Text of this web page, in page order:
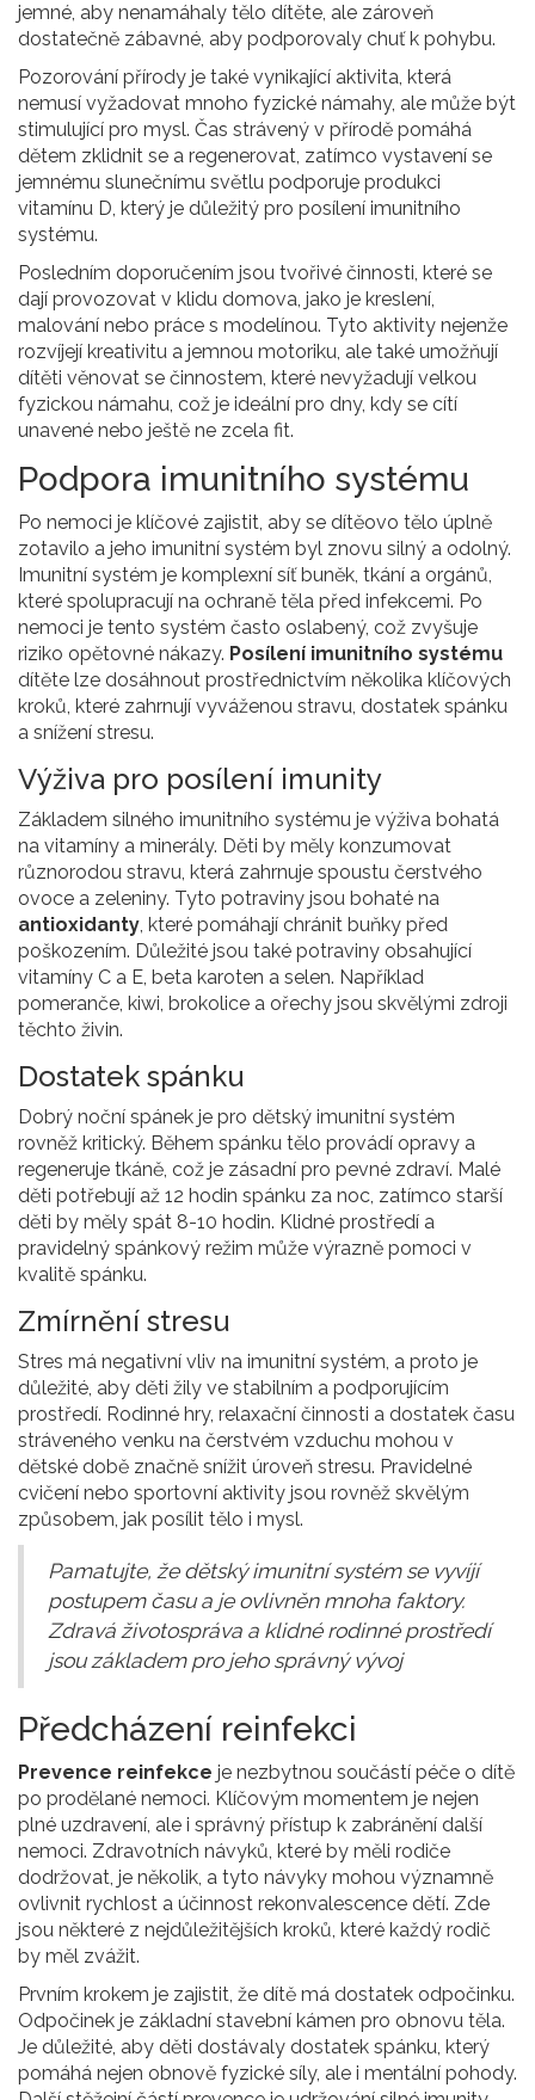
jemné, aby nenamáhaly tělo dítěte, ale zároveň
dostatečně zábavné, aby podporovaly chuť k pohybu.
Pozorování přírody je také vynikající aktivita, která
nemusí vyžadovat mnoho fyzické námahy, ale může být
stimulující pro mysl. Čas strávený v přírodě pomáhá
dětem zklidnit se a regenerovat, zatímco vystavení se
jemnému slunečnímu světlu podporuje produkci
vitamínu D, který je důležitý pro posílení imunitního
systému.
Posledním doporučením jsou tvořivé činnosti, které se
dají provozovat v klidu domova, jako je kreslení,
malování nebo práce s modelínou. Tyto aktivity nejenže
rozvíjejí kreativitu a jemnou motoriku, ale také umožňují
dítěti věnovat se činnostem, které nevyžadují velkou
fyzickou námahu, což je ideální pro dny, kdy se cítí
unavené nebo ještě ne zcela fit.
Podpora imunitního systému
Po nemoci je klíčové zajistit, aby se dítěovo tělo úplně
zotavilo a jeho imunitní systém byl znovu silný a odolný.
Imunitní systém je komplexní síť buněk, tkání a orgánů,
které spolupracují na ochraně těla před infekcemi. Po
nemoci je tento systém často oslabený, což zvyšuje
riziko opětovné nákazy. Posílení imunitního systému
dítěte lze dosáhnout prostřednictvím několika klíčových
kroků, které zahrnují vyváženou stravu, dostatek spánku
a snížení stresu.
Výživa pro posílení imunity
Základem silného imunitního systému je výživa bohatá
na vitamíny a minerály. Děti by měly konzumovat
různorodou stravu, která zahrnuje spoustu čerstvého
ovoce a zeleniny. Tyto potraviny jsou bohaté na
antioxidanty, které pomáhají chránit buňky před
poškozením. Důležité jsou také potraviny obsahující
vitamíny C a E, beta karoten a selen. Například
pomeranče, kiwi, brokolice a ořechy jsou skvělými zdroji
těchto živin.
Dostatek spánku
Dobrý noční spánek je pro dětský imunitní systém
rovněž kritický. Během spánku tělo provádí opravy a
regeneruje tkáně, což je zásadní pro pevné zdraví. Malé
děti potřebují až 12 hodin spánku za noc, zatímco starší
děti by měly spát 8-10 hodin. Klidné prostředí a
pravidelný spánkový režim může výrazně pomoci v
kvalitě spánku.
Zmírnění stresu
Stres má negativní vliv na imunitní systém, a proto je
důležité, aby děti žily ve stabilním a podporujícím
prostředí. Rodinné hry, relaxační činnosti a dostatek času
stráveného venku na čerstvém vzduchu mohou v
dětské době značně snížit úroveň stresu. Pravidelné
cvičení nebo sportovní aktivity jsou rovněž skvělým
způsobem, jak posílit tělo i mysl.
Pamatujte, že dětský imunitní systém se vyvíjí
postupem času a je ovlivněn mnoha faktory.
Zdravá životospráva a klidné rodinné prostředí
jsou základem pro jeho správný vývoj
Předcházení reinfekci
Prevence reinfekce je nezbytnou součástí péče o dítě
po prodělané nemoci. Klíčovým momentem je nejen
plné uzdravení, ale i správný přístup k zabránění další
nemoci. Zdravotních návyků, které by měli rodiče
dodržovat, je několik, a tyto návyky mohou významně
ovlivnit rychlost a účinnost rekonvalescence dětí. Zde
jsou některé z nejdůležitějších kroků, které každý rodič
by měl zvážit.
Prvním krokem je zajistit, že dítě má dostatek odpočinku.
Odpočinek je základní stavební kámen pro obnovu těla.
Je důležité, aby děti dostávaly dostatek spánku, který
pomáhá nejen obnově fyzické síly, ale i mentální pohody.